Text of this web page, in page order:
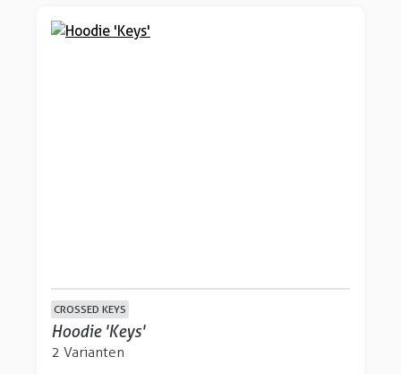
CROSSED KEYS
Hoodie 'Keys'
2 Varianten